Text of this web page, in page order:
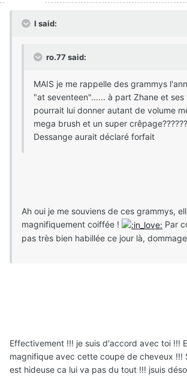
I said:
ro.77 said:
MAIS je me rappelle des grammys
"at seventeen"...... à part Zhane et ses
pourrait lui donner autant de volume
mega brush et un super
Dessange aurait déclaré forfait
Ah oui je me souviens de ces grammys,
magnifiquement coiffée !
Par
pas très bien habillée ce jour là, dommage
Effectivement !!! je suis d'accord avec toi !!!
magnifique avec cette coupe de cheveux !!!
est hideuse ca lui va pas du tout !!! jsuis